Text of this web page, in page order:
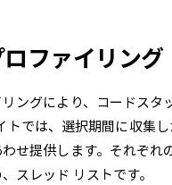
ファイリング
ングにより、コードスタ
トでは、選択期間に収集
せ提供します。それぞ
スレッド リストです。